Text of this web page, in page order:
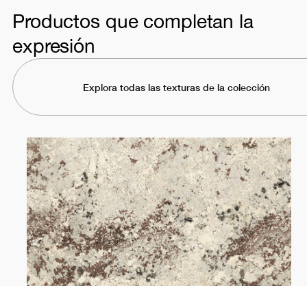
Productos que completan la
expresión
Explora todas las texturas de la colección